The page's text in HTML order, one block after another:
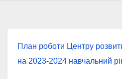
План роботи Центру
на 2023-2024 навчальний